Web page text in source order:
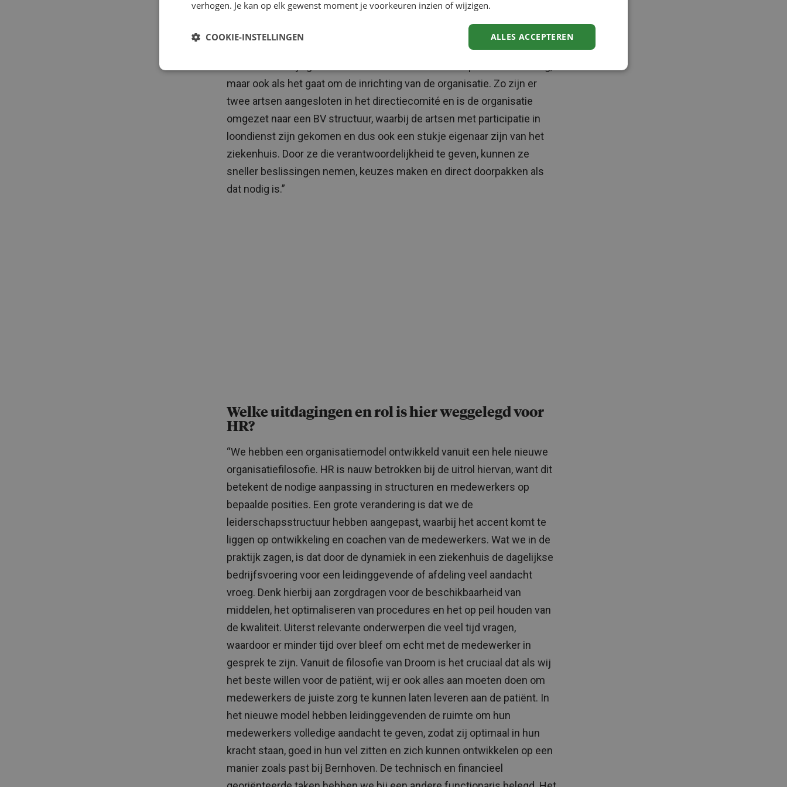
moeten doen?’. Samen hebben we naar het fundament van onze
organisatie en ons zorgsysteem gekeken en besloten om het
daadwerkelijk anders te gaan doen. We hebben artsen daarin
maar ook als het gaat om de inrichting van de organisatie. Zo zijn er
twee artsen aangesloten in het directiecomité en is de organisatie
omgezet naar een BV structuur, waarbij de artsen met participatie in
loondienst zijn gekomen en dus ook een stukje eigenaar zijn van het
ziekenhuis. Door ze die verantwoordelijkheid te geven, kunnen ze
sneller beslissingen nemen, keuzes maken en direct doorpakken als
dat nodig is.”
Welke uitdagingen en rol is hier weggelegd voor
HR?
“We hebben een organisatiemodel ontwikkeld vanuit een hele nieuwe
organisatiefilosofie. HR is nauw betrokken bij de uitrol hiervan, want dit
betekent de nodige aanpassing in structuren en medewerkers op
bepaalde posities. Een grote verandering is dat we de
leiderschapsstructuur hebben aangepast, waarbij het accent komt te
liggen op ontwikkeling en coachen van de medewerkers. Wat we in de
praktijk zagen, is dat door de dynamiek in een ziekenhuis de dagelijkse
bedrijfsvoering voor een leidinggevende of afdeling veel aandacht
vroeg. Denk hierbij aan zorgdragen voor de beschikbaarheid van
middelen, het optimaliseren van procedures en het op peil houden van
de kwaliteit. Uiterst relevante onderwerpen die veel tijd vragen,
waardoor er minder tijd over bleef om echt met de medewerker in
gesprek te zijn. Vanuit de filosofie van Droom is het cruciaal dat als wij
het beste willen voor de patiënt, wij er ook alles aan moeten doen om
medewerkers de juiste zorg te kunnen laten leveren aan de patiënt. In
het nieuwe model hebben leidinggevenden de ruimte om hun
medewerkers volledige aandacht te geven, zodat zij optimaal in hun
kracht staan, goed in hun vel zitten en zich kunnen ontwikkelen op een
manier zoals past bij Bernhoven. De technisch en financieel
verhogen. Je kan op elk gewenst moment je voorkeuren inzien of wijzigen.
ALLES ACCEPTEREN
COOKIE-INSTELLINGEN